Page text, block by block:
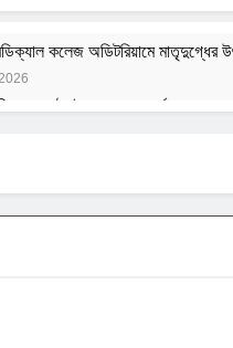
কলেজ অডিটরিয়ামে মাতৃদুগ্ধের
সংগঠন ইস্পা ৭০ তম বর্ষ পালন করল
প্রদাহ সংক্রান্ত জাতীয়